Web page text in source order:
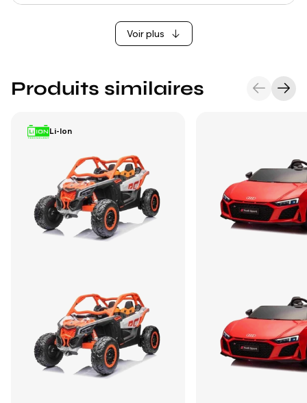
Voir plus
Produits similaires
Li-Ion